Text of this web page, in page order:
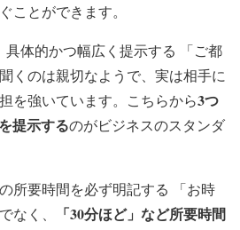
ことができます。
具体的かつ幅広く提示する 「ご都
くのは親切なようで、実は相手に
を強いています。こちらから3つ
提示するのがビジネスのスタンダ
所要時間を必ず明記する 「お時
なく、
「30分ほど」など所要時間